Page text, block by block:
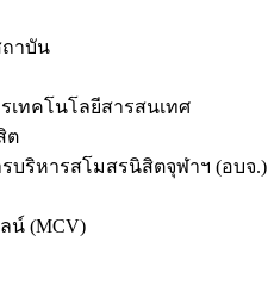
าบัน
เทคโนโลยีสารสนเทศ
ต
บริหารสโมสรนิสิตจุฬาฯ (อบจ.)
น์ (MCV)